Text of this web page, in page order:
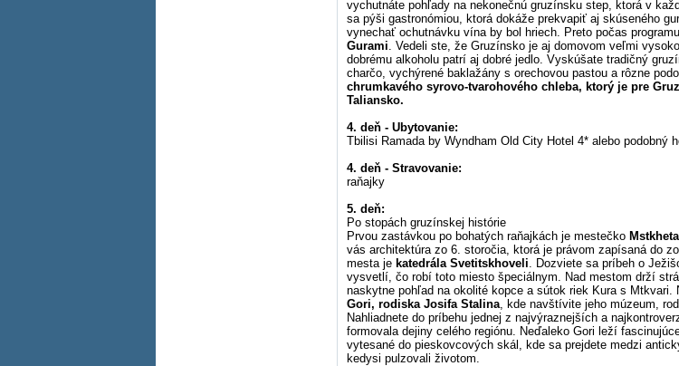
vychutnáte pohľady na nekonečnú gruzínsku step, ktorá v
sa pýši gastronómiou, ktorá dokáže prekvapiť aj skúseného
vynechať ochutnávku vína by bol hriech. Preto počas
Gurami. Vedeli ste, že Gruzínsko je aj domovom veľmi
dobrému alkoholu patrí aj dobré jedlo. Vyskúšate tradičný
charčo, vychýrené baklažány s orechovou pastou a rôzne
chrumkavého syrovo-tvarohového chleba, ktorý je pre
Taliansko.
4. deň - Ubytovanie:
Tbilisi Ramada by Wyndham Old City Hotel 4* alebo podobný
4. deň - Stravovanie:
raňajky
5. deň:
Po stopách gruzínskej histórie
Prvou zastávkou po bohatých raňajkách je mestečko Mstkheta
vás architektúra zo 6. storočia, ktorá je právom zapísaná do
mesta je katedrála Svetitskhoveli. Dozviete sa príbeh o
vysvetlí, čo robí toto miesto špeciálnym. Nad mestom drží
naskytne pohľad na okolité kopce a sútok riek Kura s Mtkvari.
Gori, rodiska Josifa Stalina, kde navštívite jeho múzeum,
Nahliadnete do príbehu jednej z najvýraznejších a
formovala dejiny celého regiónu. Neďaleko Gori leží
vytesané do pieskovcových skál, kde sa prejdete medzi
kedysi pulzovali životom.